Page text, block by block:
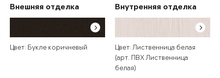
Внешняя отделка
Цвет: Букле коричневый
Внутренняя отделка
Цвет: Лиственница белая
(арт. ПВХ Лиственница
белая)